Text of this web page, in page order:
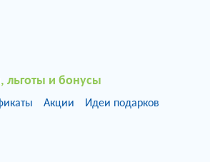
льготы и бонусы
Акции Идеи подарков